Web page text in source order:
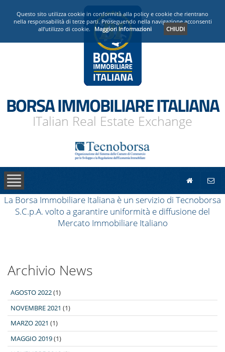
BORSA IMMOBILIARE ITALIANA
ITalian Real Estate Exchange
La Borsa Immobiliare Italiana è un servizio di Tecnoborsa
S.C.p.A. volto a garantire uniformità e diffusione del
Mercato Immobiliare Italiano
Archivio News
AGOSTO 2022(1)
NOVEMBRE 2021 (1)
MARZO 2021 (1)
MAGGIO 2019(1)
PRESENTAZIONE
OPERATORI ACCREDITATI
Questo sito utilizza cookie in conformità alla policy e cookie che rientrano
nella responsabilità di terze parti. Proseguendo nella navigazione acconsenti
all’utilizzo di cookie.
Maggiori Informazioni CHIUDI